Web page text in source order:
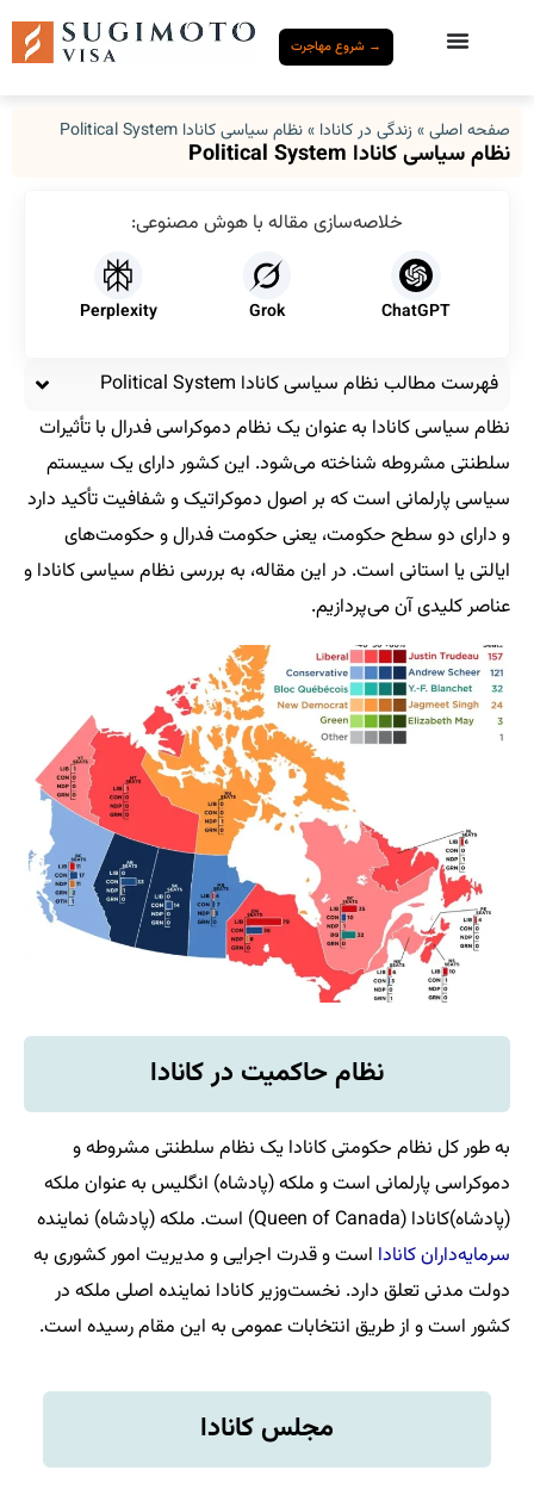
→ شروع مهاجرت
صفحه اصلی» زندگی در کانادا »نظام سیاسی کانادا Political System
نظام سیاسی کانادا Political System
خلاصه‌سازی مقاله با هوش مصنوعی:
ChatGPT
Grok
Perplexity
فهرست مطالب نظام سیاسی کانادا Political System
نظام سیاسی کانادا به عنوان یک نظام دموکراسی فدرال با تأثیرات
سلطنتی مشروطه شناخته می‌شود. این کشور دارای یک سیستم
سیاسی پارلمانی است که بر اصول دموکراتیک و شفافیت تأکید دارد
و دارای دو سطح حکومت، یعنی حکومت فدرال و حکومت‌های
ایالتی یا استانی است. در این مقاله، به بررسی نظام سیاسی کانادا و
عناصر کلیدی آن می‌پردازیم.
نظام حاکمیت در کانادا
به طور کل نظام حکومتی کانادا یک نظام سلطنتی مشروطه و
دموکراسی پارلمانی است و ملکه (پادشاه) انگلیس به عنوان ملکه
(پادشاه)کانادا (Queen of Canada) است. ملکه (پادشاه) نماینده
سرمایه‌داران کانادا است و قدرت اجرایی و مدیریت امور کشوری به
دولت مدنی تعلق دارد. نخست‌وزیر کانادا نماینده اصلی ملکه در
کشور است و از طریق انتخابات عمومی به این مقام رسیده است.
مجلس کانادا